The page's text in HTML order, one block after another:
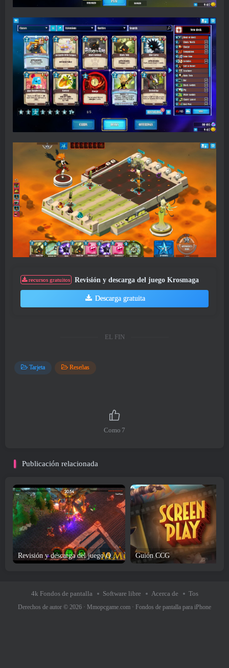
recursos gratuitos Revisión y descarga del juego Krosmaga
Descarga gratuita
EL FIN
Tarjeta Reseñas
Como 7
Publicación relacionada
Revisión y descarga del juego One Tower Guión CCG
4k Fondos de pantalla Software libre Acerca de Tos
Derechos de autor © 2026 · Mmopcgame.com · Fondos de pantalla para iPhone